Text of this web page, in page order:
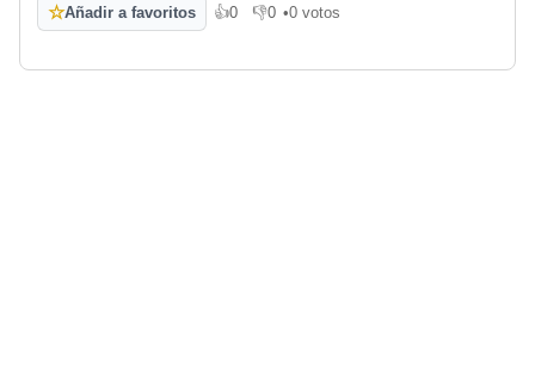
☆Añadir a favoritos 👍0
Me gusta
👎0
No me gusta
•0 votos